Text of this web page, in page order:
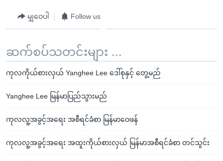
မျှဝေပါ Follow us
ဆက်စပ်သတင်းများ ...
ကုလကိုယ်စားလှယ် Yanghee Lee ဒေါ်စုနှင့် တွေ့မည်
Yanghee Lee မြန်မာပြည်သွားမည်
ကုလလူ့အခွင့်အရေး အစီရင်ခံစာ မြန်မာဝေဖန်
ကုလလူ့အခွင့်အရေး အထူးကိုယ်စားလှယ် မြန်မာအစီရင်ခံစာ တင်သွင်း